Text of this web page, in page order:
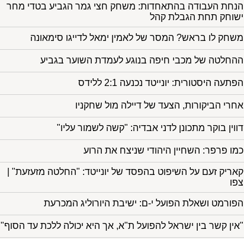
הנחת העבודה בהתאחדות: משחק חצי גמר הגביע בטדי מחר
ישוחק תחת הגבלת קהל
משחק לו בראש? המסר של לאמין ימאל לדייגו סימאונה
ההחלטה של מכבי חיפה בנוגע לעמדת השוער בגביע
הפתעה היסטורית: יונייטד נכנעה 2:1 ללידס
אחרי הביקורות, הצעד של דיילה מול שחקניו
דווין בוקר מתכונן לדני אבדיה: "קשה לשמור עליו"
כמו פרפר: השחיין היהודי שניצח את הרוע
קאריק זעם על השיפוט בהפסד של יונייטד: "החלטה מזעזעת" |
צפו
הפורמט ושאלת הפועל י-ם: ישיבת היורוליג המכרעת
"אין קשר בין ישראל להפועל ת"א, אך היא יכולה ללכת עד הסוף"